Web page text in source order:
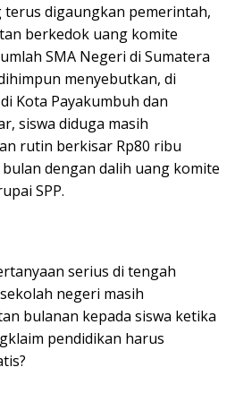
digaungkan pemerintah,
berkedok uang komite
SMA Negeri di Sumatera
menyebutkan, di
Kota Payakumbuh dan
siswa diduga masih
rutin berkisar Rp80 ribu
dengan dalih uang komite
SPP.
serius di tengah
negeri masih
bulanan kepada siswa ketika
pendidikan harus